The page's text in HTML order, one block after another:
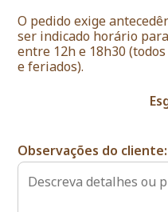
O pedido exige
ser indicado horário
entre 12h e 18h30
e feriados).
Observações do cliente: